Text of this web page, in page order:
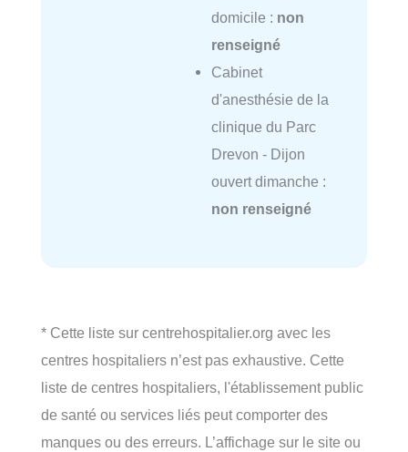
domicile : non
renseigné
Cabinet
d'anesthésie de la
clinique du Parc
Drevon - Dijon
ouvert dimanche :
non renseigné
* Cette liste sur centrehospitalier.org avec les
centres hospitaliers n’est pas exhaustive. Cette
liste de centres hospitaliers, l'établissement public
de santé ou services liés peut comporter des
manques ou des erreurs. L’affichage sur le site ou